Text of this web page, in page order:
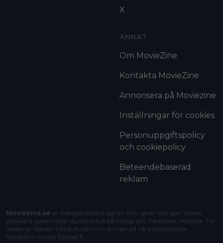
X
ANNAT
Om MovieZine
Kontakta MovieZine
Annonsera på Moviezine
Inställningar för cookies
Personuppgiftspolicy
och cookiepolicy
Beteendebaserad
reklam
Moviezine.se är Sveriges största sajt för film, serier och spel. Utöver
populära sajten hittar du oss också på Instagram, Facebook, Youtube. För
resten av Norden hittar du samma ämnen på våra syskonsajter
MovieZine.no och Episodi.fi